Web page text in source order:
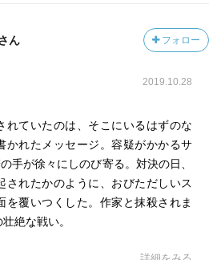
って、ガッツリ読んでしまう作品で
ん フォロー
2019.10.28
れていたのは、そこにいるはずのな
かれたメッセージ。容疑がかかるサ
手が徐々にしのび寄る。対決の日、
されたかのように、おびただしいス
を覆いつくした。作家と抹殺されま
絶な戦い。